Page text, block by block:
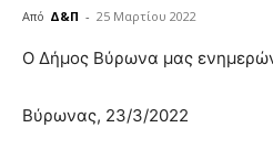
Από Δ&Π - 25 Μαρτίου 2022
blonde
hot
Ο Δήμος Βύρωνα μας
Βύρωνας, 23/3/2022